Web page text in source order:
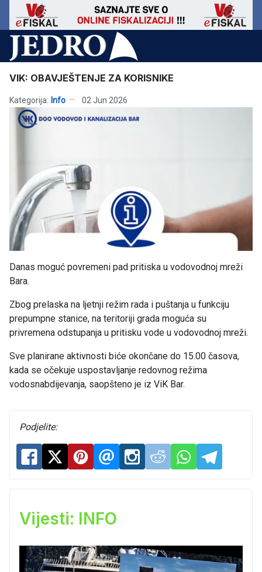
VIK: OBAVJEŠTENJE ZA KORISNIKE
Kategorija: Info 02 Jun 2026
Danas moguć povremeni pad pritiska u vodovodnoj mreži
Bara.
Zbog prelaska na ljetnji režim rada i puštanja u funkciju
prepumpne stanice, na teritoriji grada moguća su
privremena odstupanja u pritisku vode u vodovodnoj mreži.
Sve planirane aktivnosti biće okončane do 15.00 časova,
kada se očekuje uspostavljanje redovnog režima
vodosnabdijevanja, saopšteno je iz ViK Bar.
Podjelite:
Vijesti: INFO